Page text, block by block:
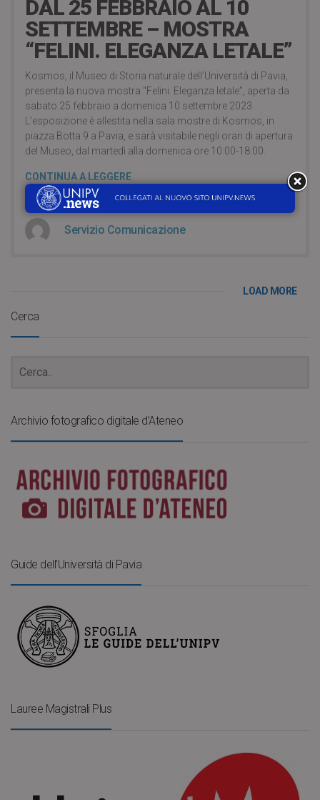
DAL 25 FEBBRAIO AL 10
SETTEMBRE – MOSTRA
“FELINI. ELEGANZA LETALE”
Kosmos, il Museo di Storia naturale dell’Università di Pavia,
presenta la nuova mostra “Felini. Eleganza letale”, aperta da
sabato 25 febbraio a domenica 10 settembre 2023.
L’esposizione è allestita nella sala mostre di Kosmos, in
piazza Botta 9 a Pavia, e sarà visitabile negli orari di apertura
del Museo, dal martedì alla domenica ore 10:00-18:00.
CONTINUA A LEGGERE
Servizio Comunicazione
LOAD MORE
Cerca
Archivio fotografico digitale d’Ateneo
Guide dell’Università di Pavia
Lauree Magistrali Plus